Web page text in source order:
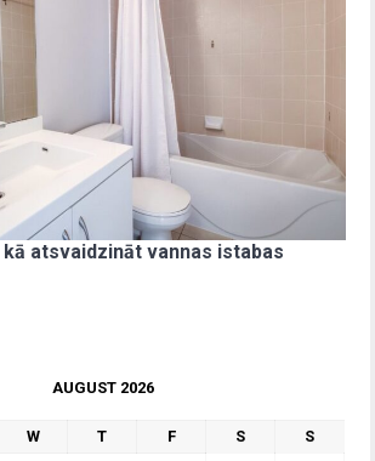
atsvaidzināt vannas istabas
AUGUST 2026
W T F S
S